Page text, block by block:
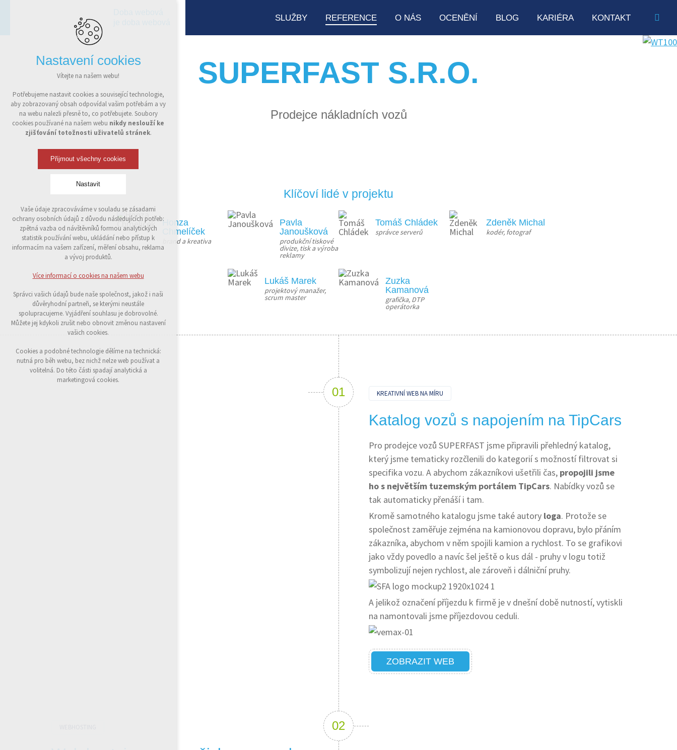
SLUŽBY REFERENCE O NÁS OCENĚNÍ BLOG KARIÉRA KONTAKT
SUPERFAST S.R.O.
Prodejce nákladních vozů
Klíčoví lidé v projektu
Honza
Chmelíček
brand a kreativa
Pavla
Janoušková
produkční tiskové
divize, tisk a výroba
reklamy
Tomáš Chládek
správce serverů
Zdeněk Michal
kodér, fotograf
Lukáš Marek
projektový manažer,
scrum master
Zuzka
Kamanová
grafička, DTP
operátorka
KREATIVNÍ WEB NA MÍRU
Katalog vozů s napojením na TipCars
Pro prodejce vozů SUPERFAST jsme připravili přehledný katalog,
který jsme tematicky rozčlenili do kategorií s možností filtrovat si
specifika vozu. A abychom zákazníkovi ušetřili čas, propojili jsme
ho s největším tuzemským portálem TipCars. Nabídky vozů se
tak automaticky přenáší i tam.
Kromě samotného katalogu jsme také autory loga. Protože se
společnost zaměřuje zejména na kamionovou dopravu, bylo přáním
zákazníka, abychom v něm spojili kamion a rychlost. To se grafikovi
jako vždy povedlo a navíc šel ještě o kus dál - pruhy v logu totiž
symbolizují nejen rychlost, ale zároveň i dálniční pruhy.
A jelikož označení příjezdu k firmě je v dnešní době nutností, vytiskli
na namontovali jsme příjezdovou ceduli.
ZOBRAZIT WEB
Nastavení cookies
Vítejte na našem webu!
Potřebujeme nastavit cookies a související technologie,
aby zobrazovaný obsah odpovídal vašim potřebám a vy
na webu nalezli přesně to, co potřebujete. Soubory
cookies používané na našem webu nikdy neslouží ke
zjišťování totožnosti uživatelů stránek.
Přijmout všechny cookies
Nastavit
Technická cookies
nutná pro provozování webu
udržení kontextu stránek (session): případná
přihlášení, volby jazyka, apod.
Volitelná cookies
analytická pro anonymizované vyhodnocení
návštěvnosti
marketingová cookies (Google)
Více informací o cookies na našem webu
Odmítnout vše
Vaše údaje zpracováváme v souladu se zásadami
ochrany osobních údajů z důvodu následujících potřeb:
zpětná vazba od návštěvníků formou analytických
statistik používání webu, ukládání nebo přístup k
informacím na vašem zařízení, měření obsahu, reklama
a vývoj produktů.
Více informací o cookies na našem webu
Správci vašich údajů bude naše společnost, jakož i naši
důvěryhodní partneři, se kterými neustále
spolupracujeme. Vyjádření souhlasu je dobrovolné.
Můžete jej kdykoli zrušit nebo obnovit změnou nastavení
vašich cookies.
Cookies a podobné technologie dělíme na technická:
nutná pro běh webu, bez nichž nelze web používat a
volitelná. Do této části spadají analytická a
marketingová cookies.